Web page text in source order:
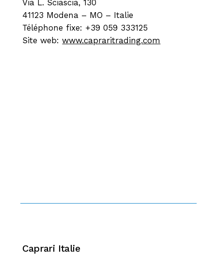
Via L. Sciascia, 130
41123 Modena – MO – Italie
Téléphone fixe: +39 059 333125
Site web:www.capraritrading.com
Caprari Italie